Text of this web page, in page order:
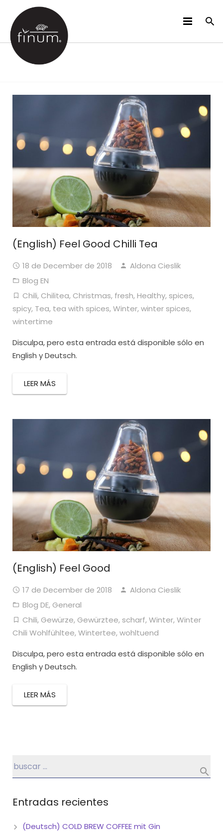
PRODUCTOS
(English) Feel Good Chilli Tea
18 de December de 2018
Aldona Cieslik
Blog EN
Chili, Chilitea, Christmas, fresh,Healthy, spices,
spicy, Tea, tea with spices,Winter,winter spices,
wintertime
Disculpa, pero esta entrada está disponible sólo en
English y Deutsch.
LEER MÁS
(English) Feel Good
17 de December de 2018
Aldona Cieslik
Blog DE, General
Chili, Gewürze, Gewürztee, scharf,Winter,Winter
Chili Wohlfühltee,Wintertee,wohltuend
Disculpa, pero esta entrada está disponible sólo en
English y Deutsch.
LEER MÁS
Entradas recientes
(Deutsch) COLD BREW COFFEE mit Gin